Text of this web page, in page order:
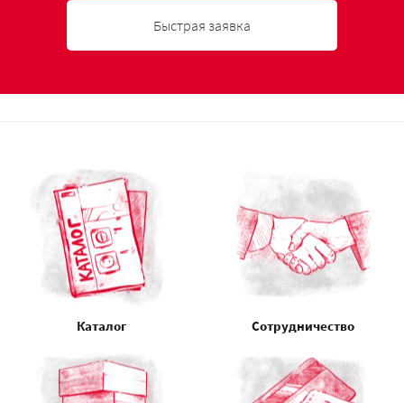
Быстрая заявка
Каталог Сотрудничество